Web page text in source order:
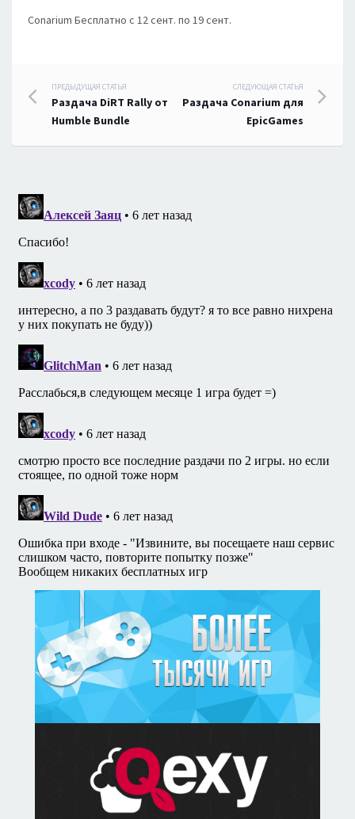
Conarium Бесплатно с 12 сент. по 19 сент.
Навигация
по
записям
ПРЕДЫДУЩАЯ СТАТЬЯ
Раздача DiRT Rally от
Humble Bundle
СЛЕДУЮЩАЯ СТАТЬЯ
Раздача Conarium для
EpicGames